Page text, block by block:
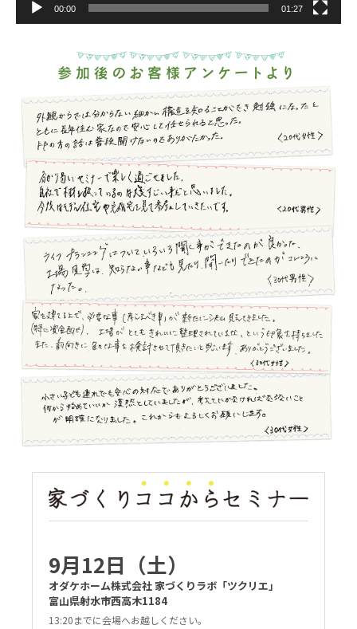
00:00 01:27
9月12日（土）
オダケホーム株式会社 家づくりラボ「ツクリエ」
富山県射水市西高木1184
13:20までに会場へお越しください。